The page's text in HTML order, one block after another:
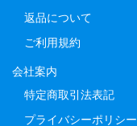
返品について
ご利用規約
会社案内
特定商取引法表記
プライバシーポリシー